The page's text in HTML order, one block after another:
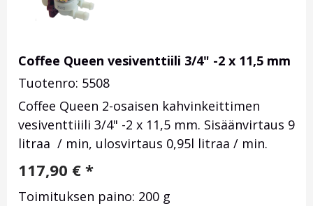
Coffee Queen vesiventtiili 3/4" -2 x 11,5 mm
Tuotenro: 5508
Coffee Queen 2-osaisen kahvinkeittimen
vesiventtiiili 3/4" -2 x 11,5 mm. Sisäänvirtaus 9
litraa / min, ulosvirtaus 0,95l litraa / min.
117,90 € *
Toimituksen paino: 200 g